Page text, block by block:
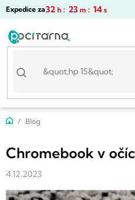
PřejítExpedice za32 h : 23 m : 14 s
DomůBlog
Chromebook v
4.12.2023